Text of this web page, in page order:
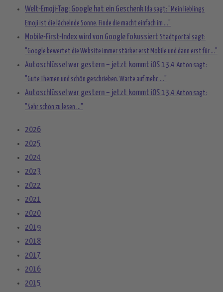
Welt-Emoji-Tag: Google hat ein Geschenk Ida sagt: "Mein lieblings
Emoji ist die lächelnde Sonne. Finde die macht einfach im ..."
Mobile-First-Index wird von Google fokussiert Stadtportal sagt:
"Google bewertet die Website immer stärker erst Mobile und dann erst für ..."
Autoschlüssel war gestern – jetzt kommt iOS 13.4 Anton sagt:
"Gute Themen und schön geschrieben. Warte auf mehr. ..."
Autoschlüssel war gestern – jetzt kommt iOS 13.4 Anton sagt:
"Sehr schön zu lesen ..."
2026
2025
2024
2023
2022
2021
2020
2019
2018
2017
2016
2015